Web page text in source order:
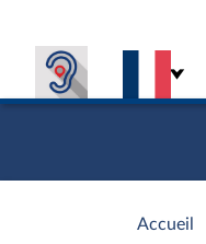
Accueil
d'accueil